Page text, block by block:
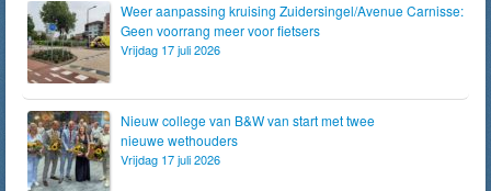
Weer aanpassing kruising Zuidersingel/Avenue Carnisse:
Geen voorrang meer voor fietsers
Vrijdag 17 juli 2026
Nieuw college van B&W van start met twee
nieuwe wethouders
Vrijdag 17 juli 2026